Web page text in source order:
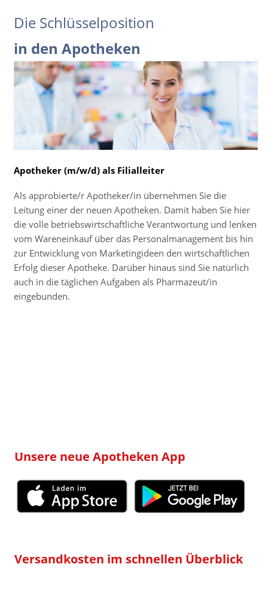
Die Schlüsselposition
in den Apotheken
Apotheker (m/w/d) als Filialleiter
Als approbierte/r Apotheker/in übernehmen Sie die
Leitung einer der neuen Apotheken. Damit haben Sie hier
die volle betriebswirtschaftliche Verantwortung und lenken
vom Wareneinkauf über das Personalmanagement bis hin
zur Entwicklung von Marketingideen den wirtschaftlichen
Erfolg dieser Apotheke. Darüber hinaus sind Sie natürlich
auch in die täglichen Aufgaben als Pharmazeut/in
eingebunden.
Unsere neue Apotheken App
Versandkosten im schnellen Überblick